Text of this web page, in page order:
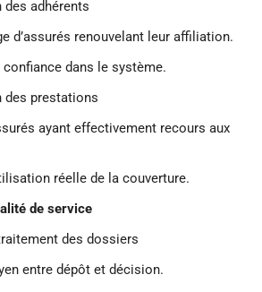
des adhérents
d’assurés renouvelant leur affiliation.
dans le système.
des prestations
ayant effectivement recours aux
réelle de la couverture.
de service
des dossiers
entre dépôt et décision.